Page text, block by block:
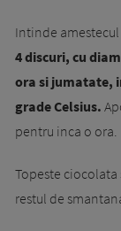
Intinde
4 discuri, cu
ora si jumatate,
grade Celsius.
pentru inca o ora.
Topeste
restul de